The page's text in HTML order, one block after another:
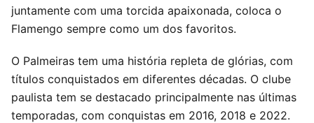
juntamente com uma torcida apaixonada, coloca o
Flamengo sempre como um dos favoritos.
O Palmeiras tem uma história repleta de glórias, com
títulos conquistados em diferentes décadas. O clube
paulista tem se destacado principalmente nas últimas
temporadas, com conquistas em 2016, 2018 e 2022.